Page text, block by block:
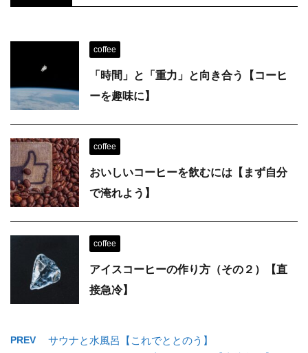
coffee
「時間」と「重力」と向き合う【コーヒ
ーを趣味に】
coffee
おいしいコーヒーを飲むには【まず自分
で淹れよう】
coffee
アイスコーヒーの作り方（その２）【直
接急冷】
PREV サウナと水風呂【これでととのう】